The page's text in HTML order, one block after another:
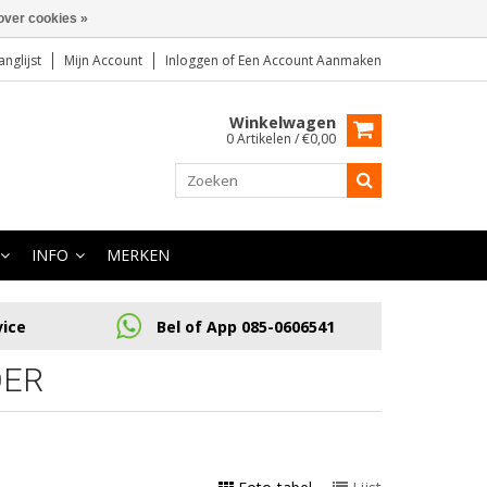
Mijn Account Inloggen of Een Account Aanmaken
Winkelwagen
0 Artikelen / €0,00
INFO MERKEN
Bel of App 085-0606541
cookies »